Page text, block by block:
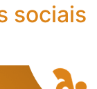
sociais